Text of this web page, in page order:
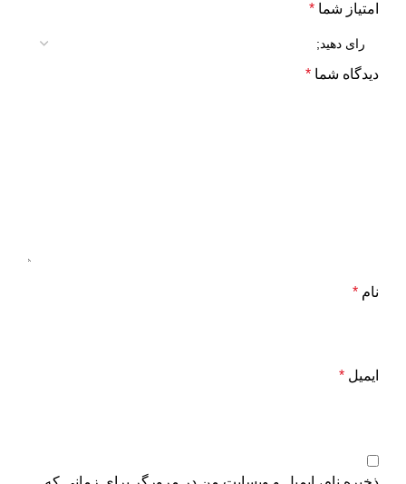
امتیاز شما *
دیدگاه شما *
نام *
ایمیل *